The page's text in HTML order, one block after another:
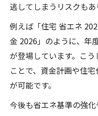
逃してしまうリスクもあ
例えば「住宅 省エネ
金 2026」のように、年
が登場しています。こ
ことで、資金計画や住
が可能です。
今後も省エネ基準の強